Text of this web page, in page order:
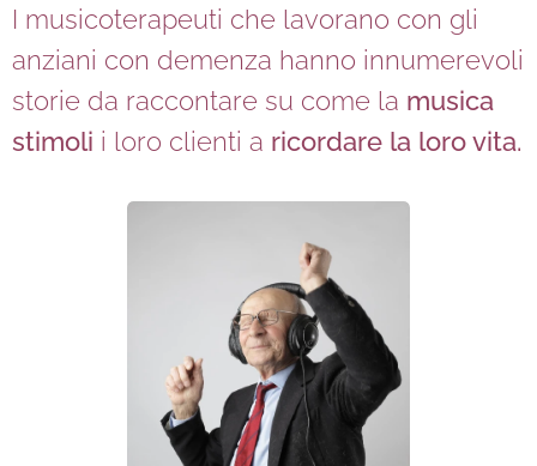
I musicoterapeuti che lavorano con gli
anziani con demenza hanno innumerevoli
storie da raccontare su come la musica
stimoli i loro clienti a ricordare la loro vita.